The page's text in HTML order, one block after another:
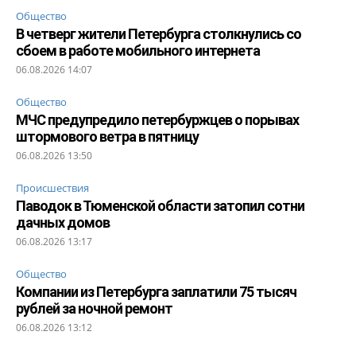
Общество
В четверг жители Петербурга столкнулись со
сбоем в работе мобильного интернета
06.08.2026 14:07
Общество
МЧС предупредило петербуржцев о порывах
штормового ветра в пятницу
06.08.2026 13:50
Происшествия
Паводок в Тюменской области затопил сотни
дачных домов
06.08.2026 13:17
Общество
Компании из Петербурга заплатили 75 тысяч
рублей за ночной ремонт
06.08.2026 13:12